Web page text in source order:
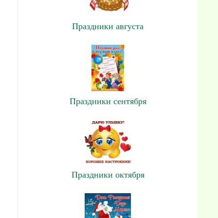
Праздники августа
Праздники сентября
Праздники октября